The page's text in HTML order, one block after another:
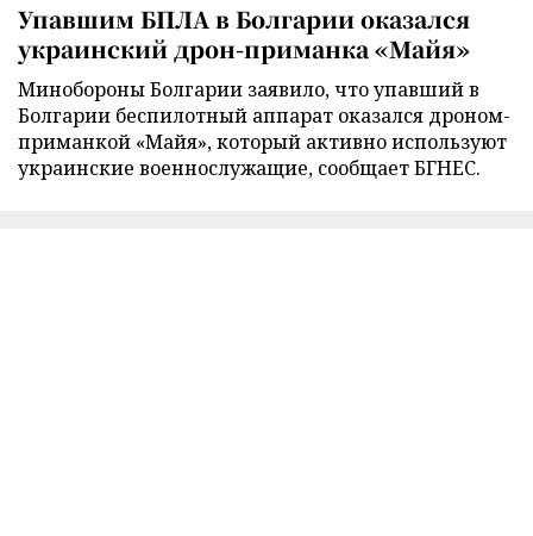
Упавшим БПЛА в Болгарии оказался
украинский дрон-приманка «Майя»
Минобороны Болгарии заявило, что упавший в
Болгарии беспилотный аппарат оказался дроном-
приманкой «Майя», который активно используют
украинские военнослужащие, сообщает БГНЕС.